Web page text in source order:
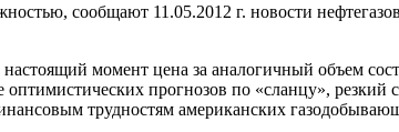
сообщают 11.05.2012 г. новости
момент цена за аналогичный объем
прогнозов по «сланцу», резкий
трудностям американских